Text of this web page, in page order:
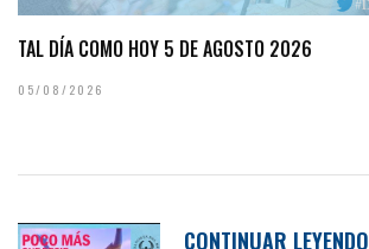
TAL DÍA COMO HOY 5 DE AGOSTO 2026
05/08/2026
CONTINUAR LEYENDO